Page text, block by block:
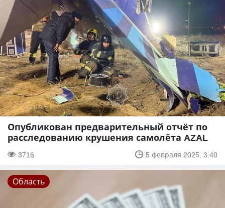
Опубликован предварительный отчёт по
расследованию крушения самолёта AZAL
3716 5 февраля 2025, 3:40
Область